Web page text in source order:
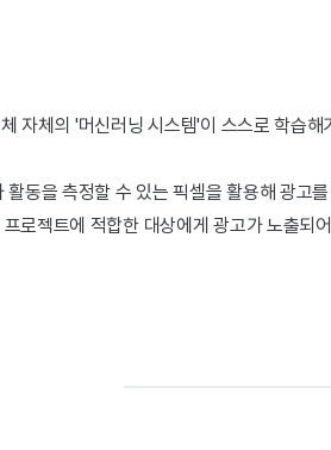
자체의 '머신러닝 시스템'이 스스로 학습
활동을 측정할 수 있는 픽셀을 활용해 광고
로젝트에 적합한 대상에게 광고가 노출되